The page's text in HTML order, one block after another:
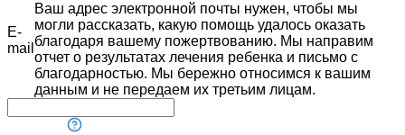
E-
mail
Ваш адрес электронной почты нужен, чтобы мы
могли рассказать, какую помощь удалось оказать
благодаря вашему пожертвованию. Мы направим
отчет о результатах лечения ребенка и письмо с
благодарностью. Мы бережно относимся к вашим
данным и не передаем их третьим лицам.